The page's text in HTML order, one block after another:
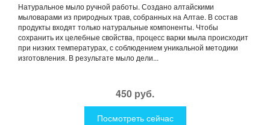
Натуральное мыло ручной работы. Создано алтайскими
мыловарами из природных трав, собранных на Алтае. В состав
продукты входят только натуральные компоненты. Чтобы
сохранить их целебные свойства, процесс варки мыла происходит
при низких температурах, с соблюдением уникальной методики
изготовления. В результате мыло дели...
450 руб.
Посмотреть сейчас